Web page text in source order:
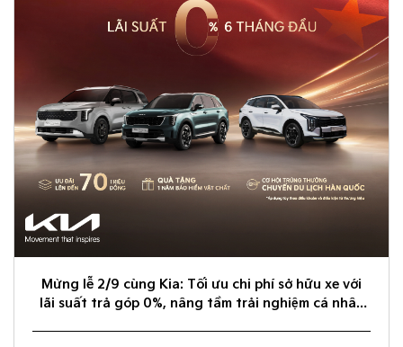
Mừng lễ 2/9 cùng Kia: Tối ưu chi phí sở hữu xe với
lãi suất trả góp 0%, nâng tầm trải nghiệm cá nhân